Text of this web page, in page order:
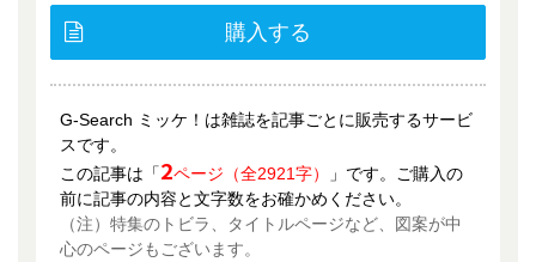
購入する
G-Search ミッケ！は雑誌を記事ごとに販売するサービ
スです。
この記事は「2ページ（全2921字）
」です。ご購入の
前に記事の内容と文字数をお確かめください。
（注）特集のトビラ、タイトルページなど、図案が中
心のページもございます。